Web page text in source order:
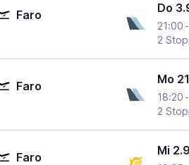
Faro Do
21:00 -
2
Faro Mo
18:20 -
2
Faro Mi